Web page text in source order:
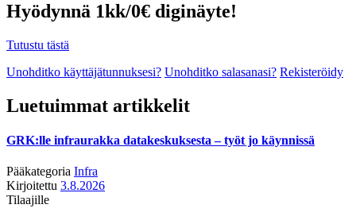
Hyödynnä 1kk/0€ diginäyte!
Tutustu tästä
Unohditko käyttäjätunnuksesi? Unohditko salasanasi? Rekisteröidy
Luetuimmat artikkelit
GRK:lle infraurakka datakeskuksesta – työt jo käynnissä
Pääkategoria Infra
Kirjoitettu 3.8.2026
Tilaajille